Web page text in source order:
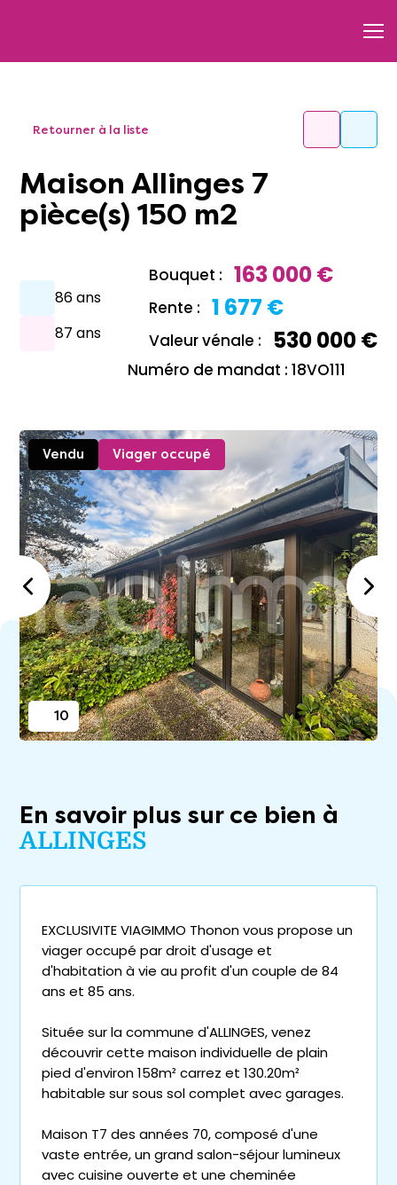
Retourner à la liste
Maison Allinges 7
pièce(s) 150 m2
86 ans
87 ans
Bouquet : 163 000 €
Rente : 1 677 €
Valeur vénale : 530 000 €
Numéro de mandat : 18VO111
Vendu Viager occupé
10
En savoir plus sur ce bien à
ALLINGES
EXCLUSIVITE VIAGIMMO Thonon vous propose un
viager occupé par droit d'usage et
d'habitation à vie au profit d'un couple de 84
ans et 85 ans.
Située sur la commune d'ALLINGES, venez
découvrir cette maison individuelle de plain
pied d'environ 158m² carrez et 130.20m²
habitable sur sous sol complet avec garages.
Maison T7 des années 70, composé d'une
vaste entrée, un grand salon-séjour lumineux
avec cuisine ouverte et une cheminée